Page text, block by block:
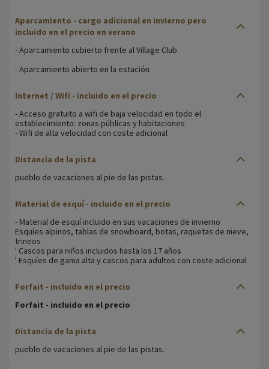
Aparcamiento - cargo adicional en invierno pero
incluido en el precio en verano
- Aparcamiento cubierto frente al Village Club
- Aparcamiento abierto en la estación
Internet / Wifi - incluido en el precio
- Acceso gratuito a wifi de baja velocidad en todo el
establecimiento: zonas públicas y habitaciones
- Wifi de alta velocidad con coste adicional
Distancia de la pista
pueblo de vacaciones al pie de las pistas.
Material de esquí- incluido en el precio
- Material de esquí incluido en sus vacaciones de invierno
Esquíes alpinos, tablas de snowboard, botas, raquetas de nieve,
trineos
' Cascos para niños incluidos hasta los 17 años
' Esquíes de gama alta y cascos para adultos con coste adicional
Forfait - incluido en el precio
Forfait - incluido en el precio
Distancia de la pista
pueblo de vacaciones al pie de las pistas.